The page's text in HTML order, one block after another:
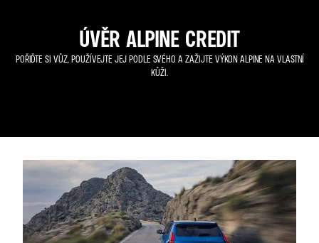
ÚVĚR ALPINE CREDIT
POŘIĎTE SI VŮZ, POUŽÍVEJTE JEJ PODLE SVÉHO A ZAŽIJTE VÝKON ALPINE NA VLASTNÍ
KŮŽI.